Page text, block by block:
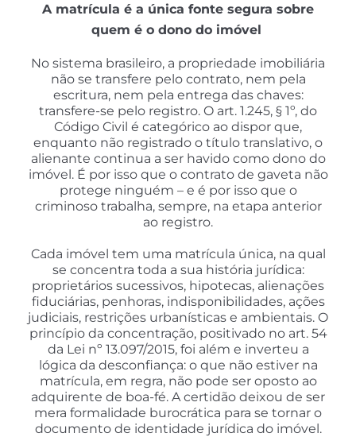
A matrícula é a única fonte segura sobre
quem é o dono do imóvel
No sistema brasileiro, a propriedade imobiliária
não se transfere pelo contrato, nem pela
escritura, nem pela entrega das chaves:
transfere-se pelo registro. O art. 1.245, § 1º, do
Código Civil é categórico ao dispor que,
enquanto não registrado o título translativo, o
alienante continua a ser havido como dono do
imóvel. É por isso que o contrato de gaveta não
protege ninguém – e é por isso que o
criminoso trabalha, sempre, na etapa anterior
ao registro.
Cada imóvel tem uma matrícula única, na qual
se concentra toda a sua história jurídica:
proprietários sucessivos, hipotecas, alienações
fiduciárias, penhoras, indisponibilidades, ações
judiciais, restrições urbanísticas e ambientais. O
princípio da concentração, positivado no art. 54
da Lei nº 13.097/2015, foi além e inverteu a
lógica da desconfiança: o que não estiver na
matrícula, em regra, não pode ser oposto ao
adquirente de boa-fé. A certidão deixou de ser
mera formalidade burocrática para se tornar o
documento de identidade jurídica do imóvel.